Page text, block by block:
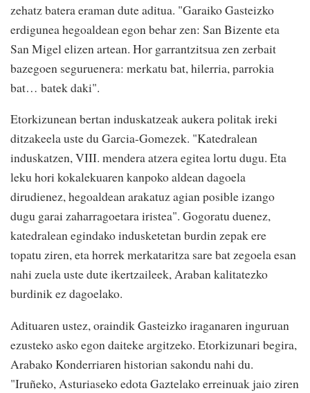
zehatz batera eraman dute aditua. "Garaiko Gasteizko
erdigunea hegoaldean egon behar zen: San Bizente eta
San Migel elizen artean. Hor garrantzitsua zen zerbait
bazegoen seguruenera: merkatu bat, hilerria, parrokia
bat… batek daki".
Etorkizunean bertan induskatzeak aukera politak ireki
ditzakeela uste du Garcia-Gomezek. "Katedralean
induskatzen, VIII. mendera atzera egitea lortu dugu. Eta
leku hori kokalekuaren kanpoko aldean dagoela
dirudienez, hegoaldean arakatuz agian posible izango
dugu garai zaharragoetara iristea". Gogoratu duenez,
katedralean egindako indusketetan burdin zepak ere
topatu ziren, eta horrek merkataritza sare bat zegoela esan
nahi zuela uste dute ikertzaileek, Araban kalitatezko
burdinik ez dagoelako.
Adituaren ustez, oraindik Gasteizko iraganaren inguruan
ezusteko asko egon daiteke argitzeko. Etorkizunari begira,
Arabako Konderriaren historian sakondu nahi du.
"Iruñeko, Asturiaseko edota Gaztelako erreinuak jaio ziren